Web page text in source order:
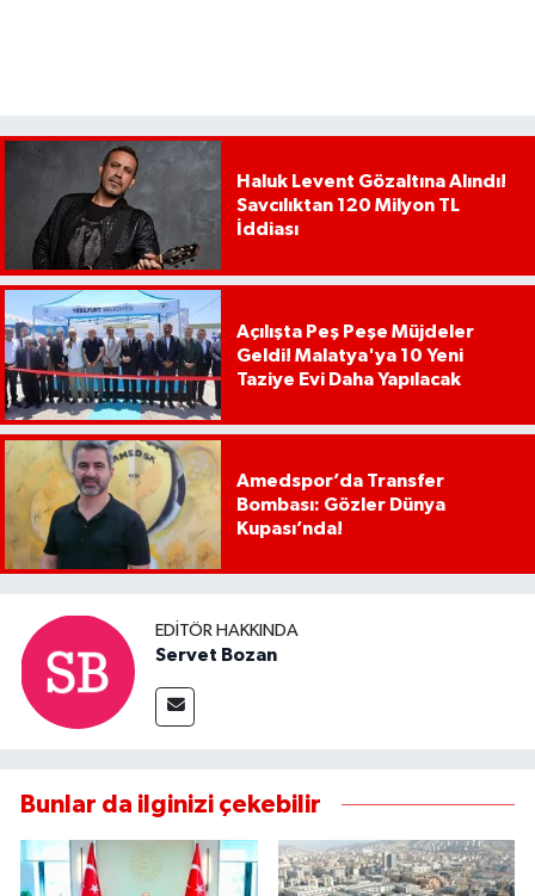
Haluk Levent Gözaltına Alındı!
Savcılıktan 120 Milyon TL
İddiası
Açılışta Peş Peşe Müjdeler
Geldi! Malatya'ya 10 Yeni
Taziye Evi Daha Yapılacak
Amedspor’da Transfer
Bombası: Gözler Dünya
Kupası’nda!
EDITÖR HAKKINDA
Servet Bozan
Bunlar da ilginizi çekebilir